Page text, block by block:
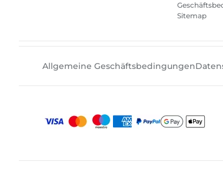
Sitemap
Allgemeine Geschäftsbedingungen